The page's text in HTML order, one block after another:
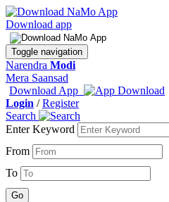
Download app
Toggle navigation
Narendra Modi
Mera Saansad
Download App
Login /Register
Search
Enter Keyword
From
To